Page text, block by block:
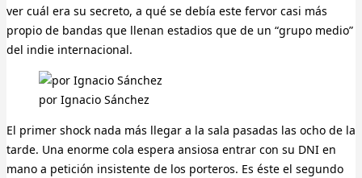
ver cuál era su secreto, a qué se debía este fervor casi más
propio de bandas que llenan estadios que de un “grupo medio”
del indie internacional.
por Ignacio Sánchez
El primer shock nada más llegar a la sala pasadas las ocho de la
tarde. Una enorme cola espera ansiosa entrar con su DNI en
mano a petición insistente de los porteros. Es éste el segundo